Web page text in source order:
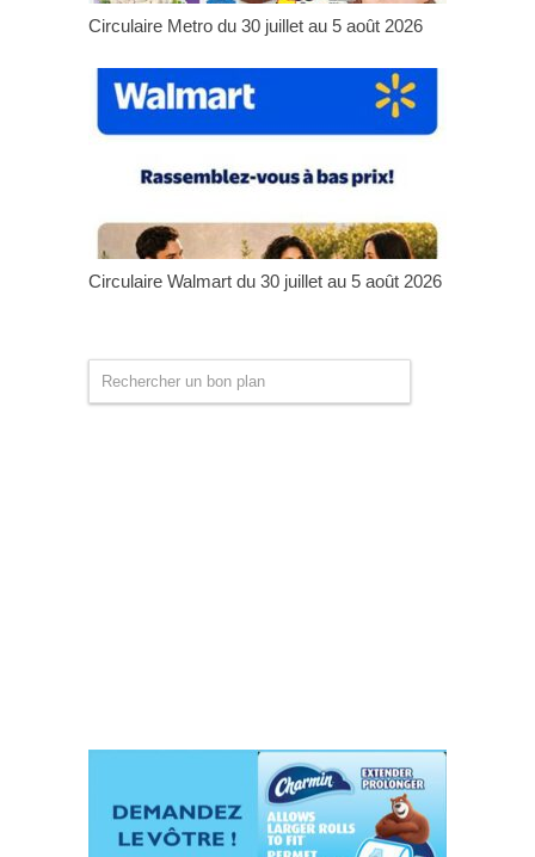
Circulaire Metro du 30 juillet au 5 août 2026
Circulaire Walmart du 30 juillet au 5 août 2026